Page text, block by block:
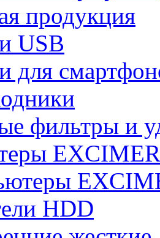
продукция
USB
для
фильтры и
HDD